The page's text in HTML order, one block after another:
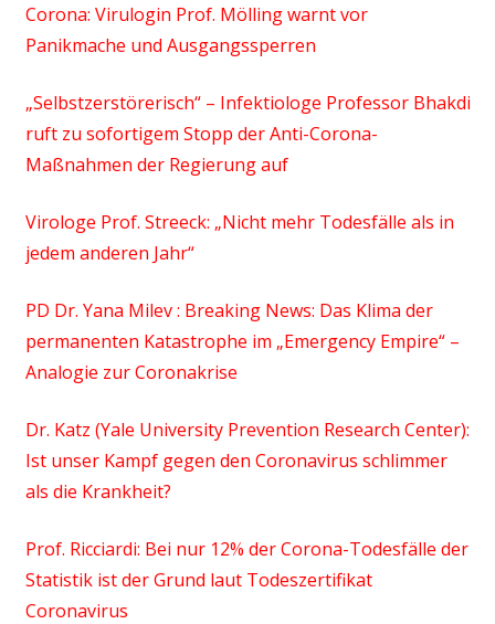
Corona: Virulogin Prof. Mölling warnt vor
Panikmache und Ausgangssperren
„Selbstzerstörerisch“ – Infektiologe Professor Bhakdi
ruft zu sofortigem Stopp der Anti-Corona-
Maßnahmen der Regierung auf
Virologe Prof. Streeck: „Nicht mehr Todesfälle als in
jedem anderen Jahr“
PD Dr. Yana Milev : Breaking News: Das Klima der
permanenten Katastrophe im „Emergency Empire“ –
Analogie zur Coronakrise
Dr. Katz (Yale University Prevention Research Center):
Ist unser Kampf gegen den Coronavirus schlimmer
als die Krankheit?
Prof. Ricciardi: Bei nur 12% der Corona-Todesfälle der
Statistik ist der Grund laut Todeszertifikat
Coronavirus